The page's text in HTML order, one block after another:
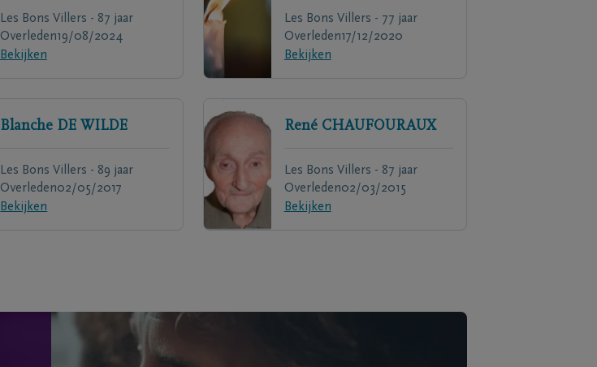
Les Bons Villers - 87 jaar
Overleden19/08/2024
Bekijken
Les Bons Villers - 77 jaar
Overleden17/12/2020
Bekijken
Blanche DE WILDE
Les Bons Villers - 89 jaar
Overleden02/05/2017
Bekijken
René CHAUFOURAUX
Les Bons Villers - 87 jaar
Overleden02/03/2015
Bekijken